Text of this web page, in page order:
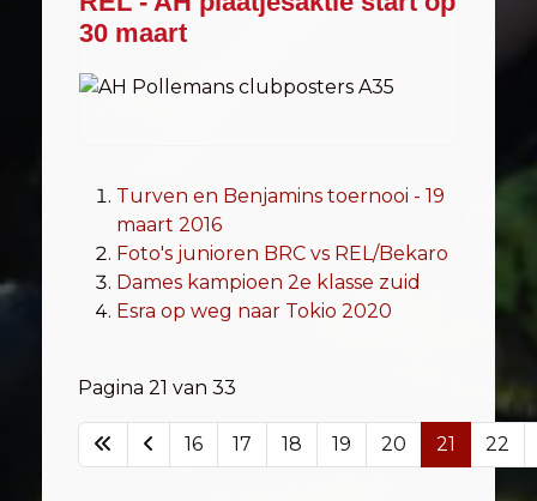
30 maart
Turven en Benjamins toernooi - 19
maart 2016
Foto's junioren BRC vs REL/Bekaro
Dames kampioen 2e klasse zuid
Esra op weg naar Tokio 2020
Pagina 21 van 33
16 17 18 19 20 21 22